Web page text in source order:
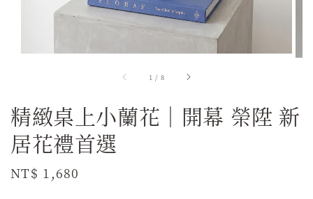
1 / 8
精緻桌上小蘭花｜開幕 榮陞 新
居花禮首選
Regular
NT$ 1,680